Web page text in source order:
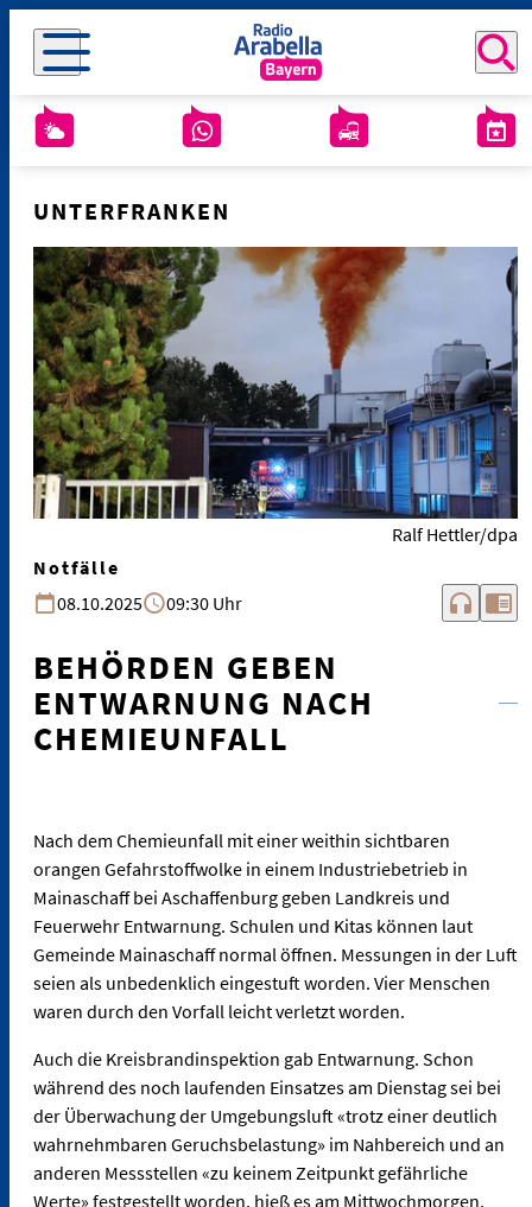
UNTERFRANKEN
Ralf Hettler/dpa
Notfälle
08.10.2025
09:30 Uhr headphones chrome_reader_mode
BEHÖRDEN GEBEN
ENTWARNUNG NACH
CHEMIEUNFALL
Nach dem Chemieunfall mit einer weithin sichtbaren
orangen Gefahrstoffwolke in einem Industriebetrieb in
Mainaschaff bei Aschaffenburg geben Landkreis und
Feuerwehr Entwarnung. Schulen und Kitas können laut
Gemeinde Mainaschaff normal öffnen. Messungen in der Luft
seien als unbedenklich eingestuft worden. Vier Menschen
waren durch den Vorfall leicht verletzt worden.
Auch die Kreisbrandinspektion gab Entwarnung. Schon
während des noch laufenden Einsatzes am Dienstag sei bei
der Überwachung der Umgebungsluft «trotz einer deutlich
wahrnehmbaren Geruchsbelastung» im Nahbereich und an
anderen Messstellen «zu keinem Zeitpunkt gefährliche
Werte» festgestellt worden, hieß es am Mittwochmorgen.